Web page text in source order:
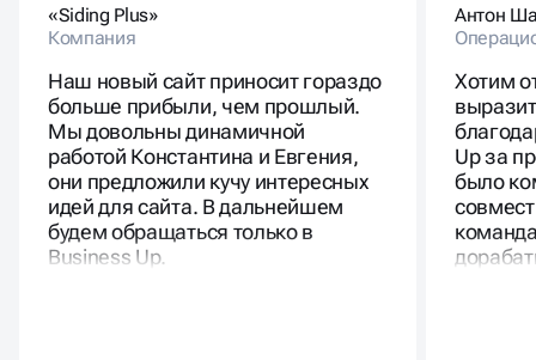
«Siding Plus»
Компания
Наш новый сайт приносит гораздо
больше прибыли, чем прошлый.
Мы довольны динамичной
работой Константина и Евгения,
они предложили кучу интересных
идей для сайта. В дальнейшем
будем обращаться только в
Business Up.
Антон
Хотим
Up за
было